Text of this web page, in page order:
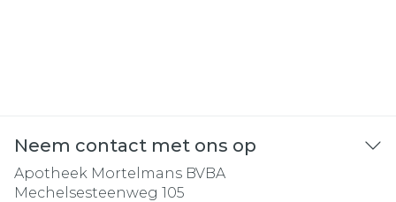
Neem contact met ons op
Apotheek Mortelmans BVBA
Mechelsesteenweg 105